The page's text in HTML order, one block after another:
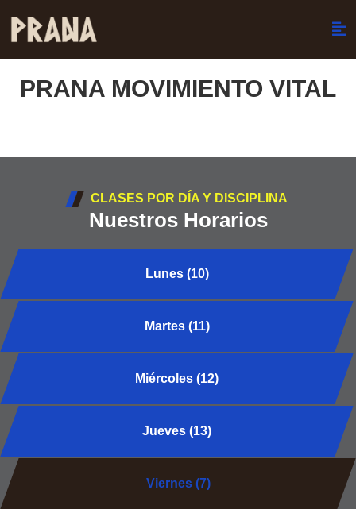
PRANA MOVIMIENTO VITAL
CLASES POR DÍA Y DISCIPLINA
Nuestros Horarios
Lunes (10)
Martes (11)
Miércoles (12)
Jueves (13)
Viernes (7)